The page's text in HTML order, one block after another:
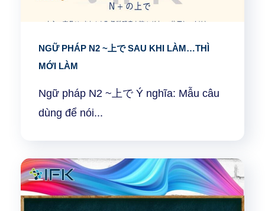
NGỮ PHÁP N2 ~上で SAU KHI LÀM…THÌ
MỚI LÀM
Ngữ pháp N2 ~上で Ý nghĩa: Mẫu câu
dùng để nói...